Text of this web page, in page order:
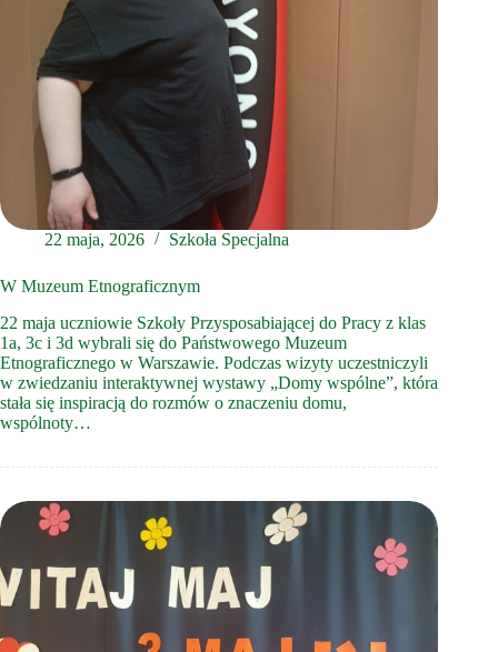
22 maja, 2026 Szkoła Specjalna
W Muzeum Etnograficznym
22 maja uczniowie Szkoły Przysposabiającej do Pracy z klas
1a, 3c i 3d wybrali się do Państwowego Muzeum
Etnograficznego w Warszawie. Podczas wizyty uczestniczyli
w zwiedzaniu interaktywnej wystawy „Domy wspólne”, która
stała się inspiracją do rozmów o znaczeniu domu,
wspólnoty…